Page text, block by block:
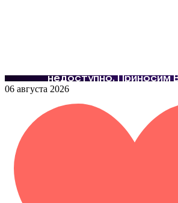
06 августа 2026